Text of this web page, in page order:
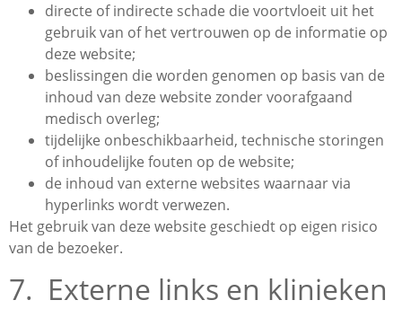
directe of indirecte schade die voortvloeit uit het
gebruik van of het vertrouwen op de informatie op
deze website;
beslissingen die worden genomen op basis van de
inhoud van deze website zonder voorafgaand
medisch overleg;
tijdelijke onbeschikbaarheid, technische storingen
of inhoudelijke fouten op de website;
de inhoud van externe websites waarnaar via
hyperlinks wordt verwezen.
Het gebruik van deze website geschiedt op eigen risico
van de bezoeker.
7. Externe links en klinieken